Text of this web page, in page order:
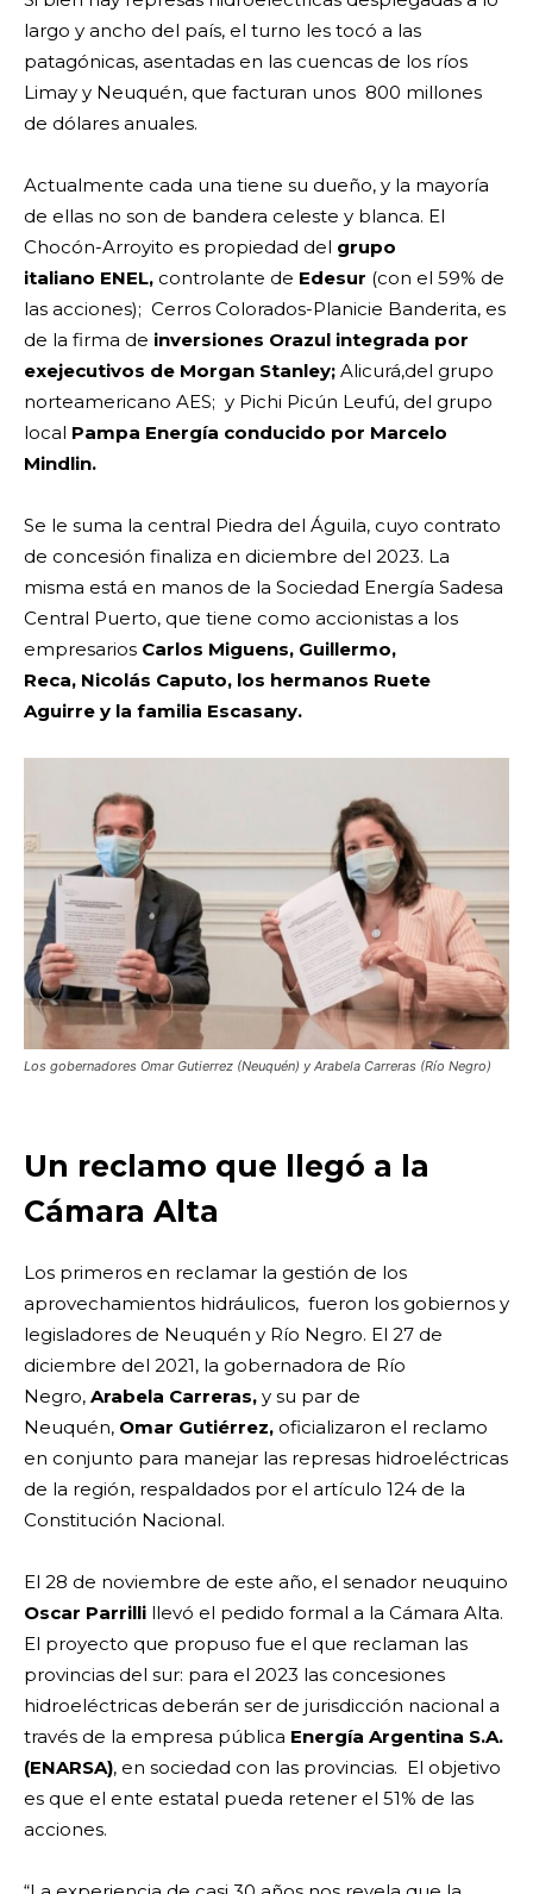
largo y ancho del país, el turno les tocó a las
patagónicas, asentadas en las cuencas de los ríos
Limay y Neuquén, que facturan unos 800 millones
de dólares anuales.
Actualmente cada una tiene su dueño, y la mayoría
de ellas no son de bandera celeste y blanca. El
Chocón-Arroyito es propiedad del grupo
italiano ENEL, controlante de Edesur (con el 59% de
las acciones); Cerros Colorados-Planicie Banderita, es
de la firma de inversiones Orazul integrada por
exejecutivos de Morgan Stanley; Alicurá,del grupo
norteamericano AES; y Pichi Picún Leufú, del grupo
local Pampa Energía conducido por Marcelo
Mindlin.
Se le suma la central Piedra del Águila, cuyo contrato
de concesión finaliza en diciembre del 2023. La
misma está en manos de la Sociedad Energía Sadesa
Central Puerto, que tiene como accionistas a los
empresarios Carlos Miguens, Guillermo,
Reca, Nicolás Caputo, los hermanos Ruete
Aguirre y la familia Escasany.
Los gobernadores Omar Gutierrez (Neuquén) y Arabela Carreras (Río Negro)
Un reclamo que llegó a la
Cámara Alta
Los primeros en reclamar la gestión de los
aprovechamientos hidráulicos, fueron los gobiernos y
legisladores de Neuquén y Río Negro. El 27 de
diciembre del 2021, la gobernadora de Río
Negro, Arabela Carreras, y su par de
Neuquén, Omar Gutiérrez, oficializaron el reclamo
en conjunto para manejar las represas hidroeléctricas
de la región, respaldados por el artículo 124 de la
Constitución Nacional.
El 28 de noviembre de este año, el senador neuquino
Oscar Parrilli llevó el pedido formal a la Cámara Alta.
El proyecto que propuso fue el que reclaman las
provincias del sur: para el 2023 las concesiones
hidroeléctricas deberán ser de jurisdicción nacional a
través de la empresa pública Energía Argentina S.A.
(ENARSA), en sociedad con las provincias. El objetivo
es que el ente estatal pueda retener el 51% de las
acciones.